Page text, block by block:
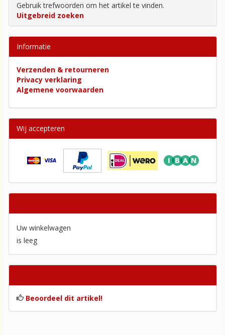
Gebruik trefwoorden om het artikel te vinden.
Uitgebreid zoeken
Informatie
Verzenden & retourneren
Privacy verklaring
Algemene voorwaarden
Wij accepteren
Uw winkelwagen
is leeg
Beoordeel dit artikel!